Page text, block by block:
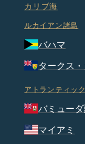
カリブ海
ルカイアン諸島
バハマ
タークス
アトランティッ
バミュー
マイアミ